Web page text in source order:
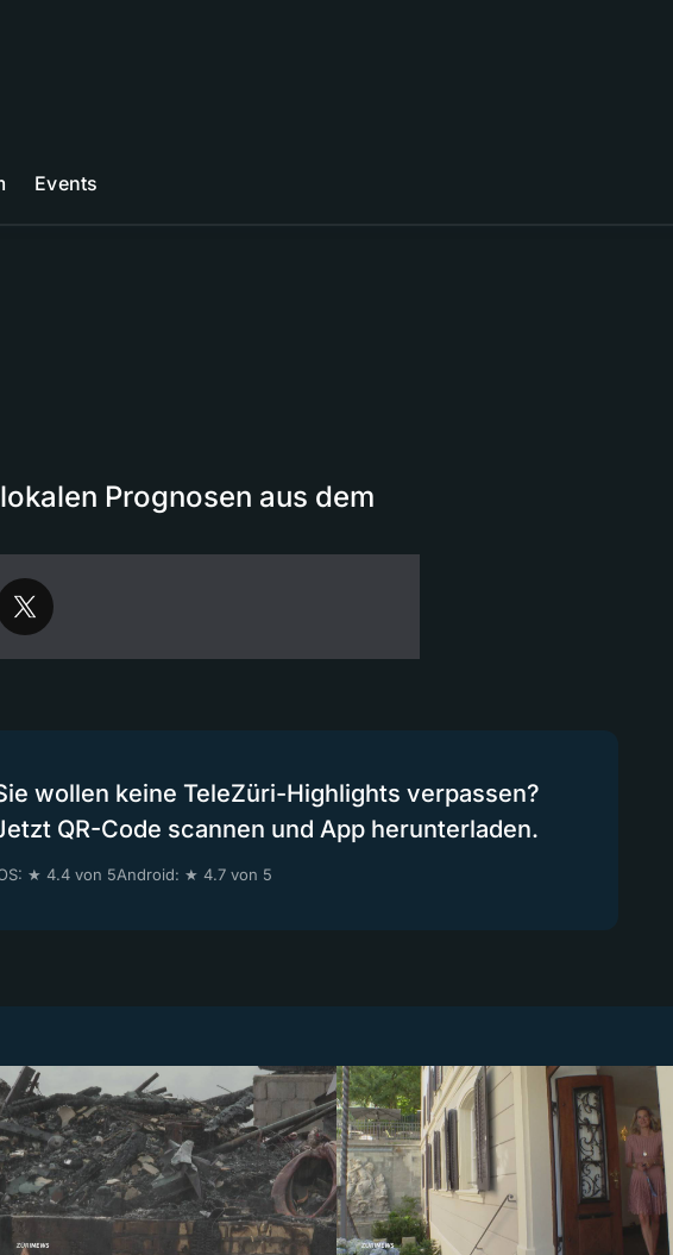
Events
Prognosen aus dem
wollen keine TeleZüri-Highlights verpassen?
QR-Code scannen und App herunterladen.
★ 4.4 von 5Android: ★ 4.7 von 5